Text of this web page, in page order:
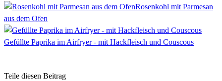
Rosenkohl mit Parmesan
aus dem Ofen
Gefüllte Paprika im Airfryer - mit Hackfleisch und Couscous
Teile diesen Beitrag